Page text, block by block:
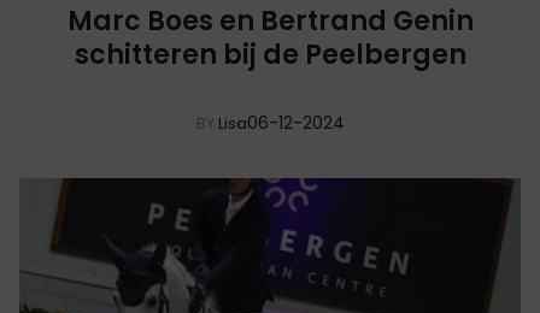
Marc Boes en Bertrand Genin
schitteren bij de Peelbergen
BY Lisa06-12-2024